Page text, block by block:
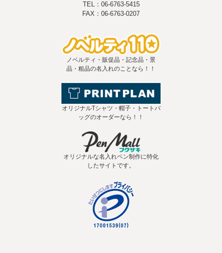
TEL：06-6763-5415
FAX：06-6763-0207
ノベルティ・販促品・記念品・景
品・粗品の名入れのことなら！！
オリジナルTシャツ・帽子・トートバ
ッグのオーダーなら！！
オリジナルな名入れペン制作に特化
したサイトです。